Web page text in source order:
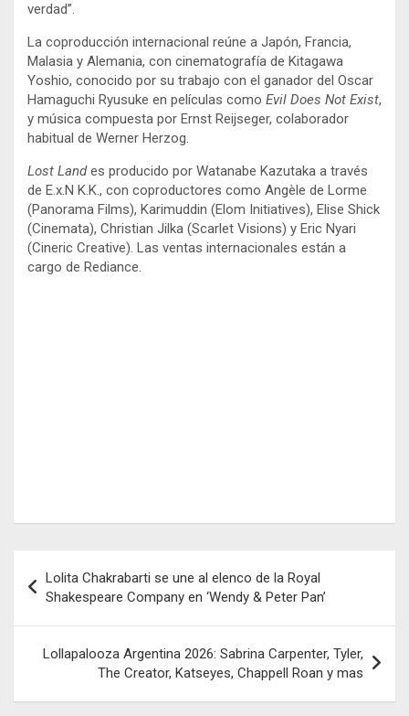
verdad”.
La coproducción internacional reúne a Japón, Francia,
Malasia y Alemania, con cinematografía de Kitagawa
Yoshio, conocido por su trabajo con el ganador del Oscar
Hamaguchi Ryusuke en películas como Evil Does Not Exist,
y música compuesta por Ernst Reijseger, colaborador
habitual de Werner Herzog.
Lost Landes producido por Watanabe Kazutaka a través
de E.x.N K.K., con coproductores como Angèle de Lorme
(Panorama Films), Karimuddin (Elom Initiatives), Elise Shick
(Cinemata), Christian Jilka (Scarlet Visions) y Eric Nyari
(Cineric Creative). Las ventas internacionales están a
cargo de Rediance.
de
entradas
Lolita Chakrabarti se une al elenco de la Royal
Shakespeare Company en ‘Wendy & Peter Pan’
Lollapalooza Argentina 2026: Sabrina Carpenter, Tyler,
The Creator, Katseyes, Chappell Roan y mas